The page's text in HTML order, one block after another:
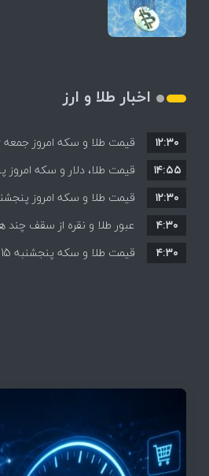
اخبار طلا و ارز
قیمت ها+ جدول و جزییات
۱۲:۳۰
افزایش قیمت ها + جدول
۱۴:۵۵
قیمت ها بر مدار افزایش +
۱۲:۳۰
عبور طلا و نقره از سقف چند
۴:۳۰
قیمت طلا و سکه پنجشنبه 15 مرداد
۴:۳۰